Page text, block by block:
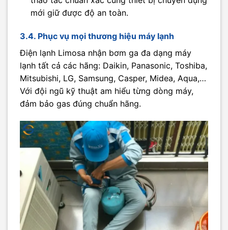
mới giữ được độ an toàn.
3.4. Phục vụ mọi thương hiệu máy lạnh
Điện lạnh Limosa nhận bơm ga đa dạng máy
lạnh tất cả các hãng: Daikin, Panasonic, Toshiba,
Mitsubishi, LG, Samsung, Casper, Midea, Aqua,…
Với đội ngũ kỹ thuật am hiểu từng dòng máy,
đảm bảo gas đúng chuẩn hãng.